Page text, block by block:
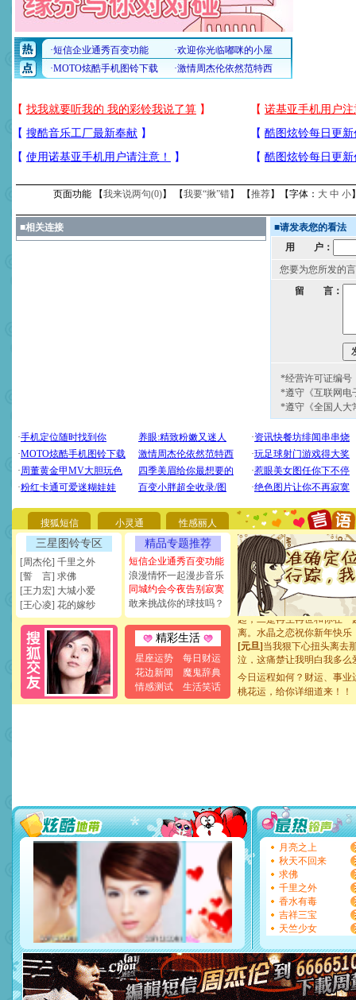
页面功能 【我来说两句(0)】 【我要“揪”错】 【推荐】【字体： 大 中 小
■相关连接 ■请发表您的看法
用 户：
您要为您所发的
留 言：
*经营许可证编号
*遵守《互联网电
*遵守《全国人大
搜狐短信 小灵通 性感丽人
三星图铃专区
[周杰伦] 千里之外
[誓 言] 求佛
[王力宏] 大城小爱
[王心凌] 花的嫁纱
精品专题推荐
短信企业通秀百变功能
浪漫情怀一起漫步音乐
同城约会今夜告别寂寞
敢来挑战你的球技吗？
精彩生活
星座运势
每日财运
花边新闻
魔鬼辞典
情感测试
生活笑话
[圣诞节]圣诞节到了，想想
你太多，只有给你五千万
要平安！千万要知足！千
[圣诞节]不只这样的日子才
能正大光明地骚扰你,告诉
天都要快乐噢!
[圣诞节]奉上一颗祝福的心,
如意,快乐,鲜花,一切美好的
[元旦]看到你我会触电；看
断电。爱你是我职业，想
你是我专业！水晶之恋祝你
[元旦]如果上天让我许三个
起；二是再生再世和你在
离。水晶之恋祝你新年快乐
[元旦] 当我狠下心扭头离去
泣，这痛楚让我明白我多
[春节]风柔雨润好月圆，半
颜！冬去春来似水如烟，
能正大光明地骚扰你,告诉
天都要快乐噢!
[圣诞节]奉上一颗祝福的心,
如意,快乐,鲜花,一切美好
[元旦]
看到你我会触电；
断电。爱你是我职业，想
你是我专业！水晶之恋祝你
[元旦]
如果上天让我许三
起；二是再生再世和你在
离。水晶之恋祝你新年快乐
[元旦]当我狠下心扭头离去
泣，这痛楚让我明白我多
卖了。水晶之恋祝你新年快
[春节]风柔雨润好月圆，半
今日运程如何？财运、事业
桃花运，给你详细道来！！
月亮之上
秋天不回来
求佛
千里之外
香水有毒
吉祥三宝
天竺少女